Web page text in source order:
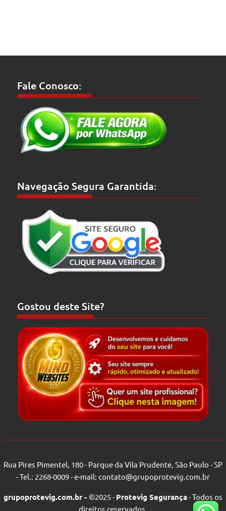
Fale Conosco:
Navegação Segura Garantida:
Gostou deste Site?
Rua Pires Pimentel, 180 - Parque da Vila Prudente, São Paulo - SP
- Tel.: 2268-0009 - e-mail: contato@grupoprotevig.com.br
grupoprotevig.com.br - ©2025 - Protevig Segurança- Todos os
direitos reservados.